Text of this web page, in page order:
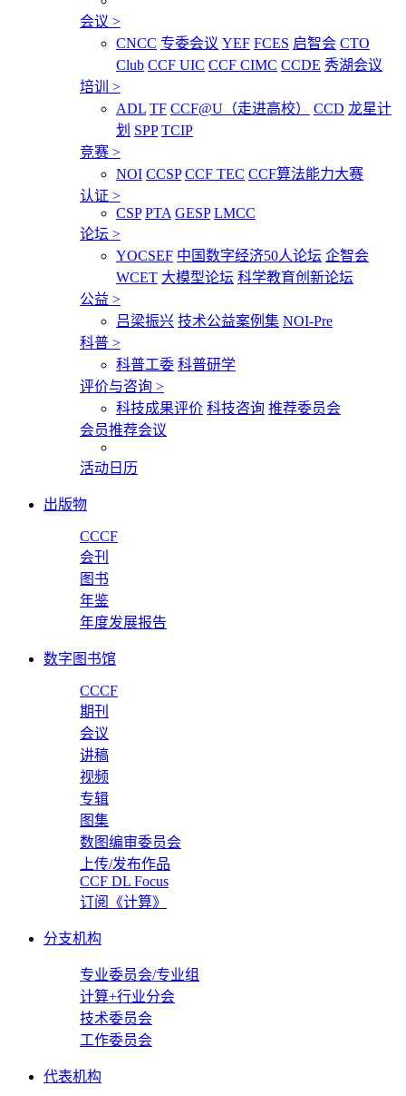
会议 >
CNCC 专委会议 YEF FCES 启智会 CTO
Club CCF UIC CCF CIMC CCDE 秀湖会议
培训 >
ADL TF CCF@U（走进高校） CCD 龙星计
划 SPP TCIP
竞赛 >
NOI CCSP CCF TEC CCF算法能力大赛
认证 >
CSP PTA GESP LMCC
论坛 >
YOCSEF 中国数字经济50人论坛 企智会
WCET 大模型论坛 科学教育创新论坛
公益 >
吕梁振兴 技术公益案例集 NOI-Pre
科普 >
科普工委 科普研学
评价与咨询 >
科技成果评价 科技咨询 推荐委员会
会员推荐会议
活动日历
出版物
CCCF
会刊
图书
年鉴
年度发展报告
数字图书馆
CCCF
期刊
会议
讲稿
视频
专辑
图集
数图编审委员会
上传/发布作品
CCF DL Focus
订阅《计算》
分支机构
专业委员会/专业组
计算+行业分会
技术委员会
工作委员会
代表机构